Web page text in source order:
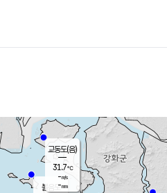
볼음도
교동도(음)
31.7℃
-m/s
-mm